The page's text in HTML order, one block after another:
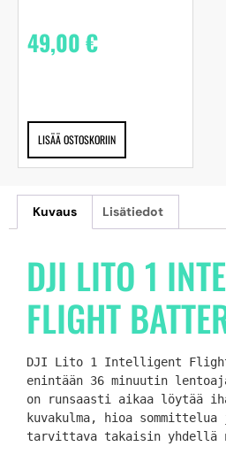
49,00€
LISÄÄ OSTOSKORIIN
Kuvaus Lisätiedot
DJI LITO 1
FLIGHT
DJI Lito 1 Intelligent
enintään 36 minuutin
on runsaasti aikaa löytää
kuvakulma, hioa
tarvittava takaisin yhdellä